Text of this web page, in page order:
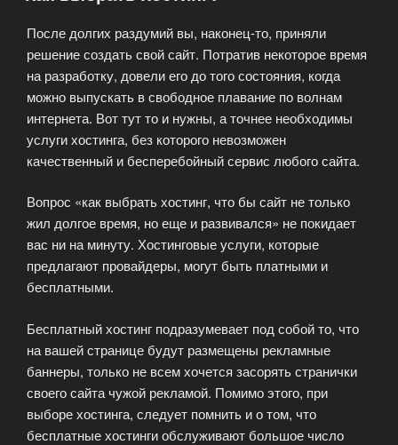
После долгих раздумий вы, наконец-то, приняли
решение создать свой сайт. Потратив некоторое время
на разработку, довели его до того состояния, когда
можно выпускать в свободное плавание по волнам
интернета. Вот тут то и нужны, а точнее необходимы
услуги хостинга, без которого невозможен
качественный и бесперебойный сервис любого сайта.
Вопрос «как выбрать хостинг, что бы сайт не только
жил долгое время, но еще и развивался» не покидает
вас ни на минуту. Хостинговые услуги, которые
предлагают провайдеры, могут быть платными и
бесплатными.
Бесплатный хостинг подразумевает под собой то, что
на вашей странице будут размещены рекламные
баннеры, только не всем хочется засорять странички
своего сайта чужой рекламой. Помимо этого, при
выборе хостинга, следует помнить и о том, что
бесплатные хостинги обслуживают большое число